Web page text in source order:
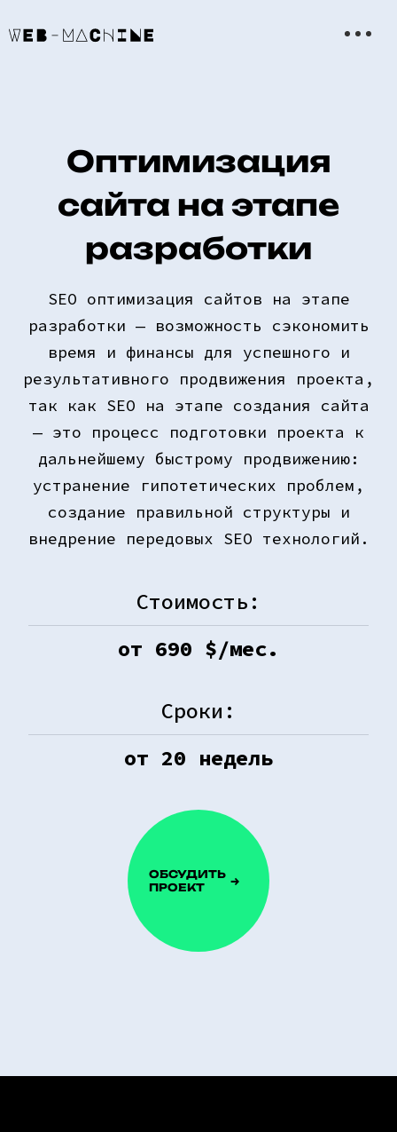
Оптимизация
сайта на этапе
разработки
SEO оптимизация сайтов на этапе
разработки — возможность сэкономить
время и финансы для успешного и
результативного продвижения проекта,
так как SEO на этапе создания сайта
— это процесс подготовки проекта к
дальнейшему быстрому продвижению:
устранение гипотетических проблем,
создание правильной структуры и
внедрение передовых SEO технологий.
Стоимость:
от 690 $/мес.
Сроки:
от 20 недель
ОБСУДИТЬ
ПРОЕКТ